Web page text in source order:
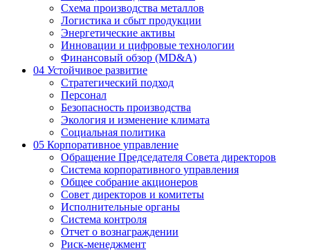
Схема производства металлов
Логистика и сбыт продукции
Энергетические активы
Инновации и цифровые технологии
Финансовый обзор (MD&A)
04 Устойчивое развитие
Стратегический подход
Персонал
Безопасность производства
Экология и изменение климата
Социальная политика
05 Корпоративное управление
Обращение Председателя Совета директоров
Система корпоративного управления
Общее собрание акционеров
Совет директоров и комитеты
Исполнительные органы
Система контроля
Отчет о вознаграждении
Риск-менеджмент